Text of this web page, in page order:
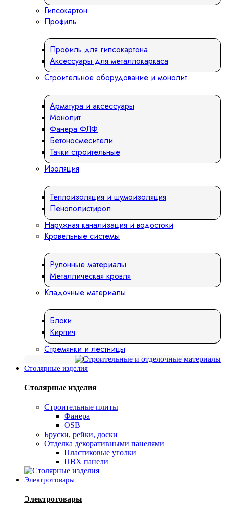
Гипсокартон
Профиль
Профиль для гипсокартона
Аксессуары для металлокаркаса
Строительное оборудование и монолит
Арматура и аксессуары
Монолит
Фанера ФЛФ
Бетоносмесители
Тачки строительные
Изоляция
Теплоизоляция и шумоизоляция
Пенополистирол
Наружная канализация и водостоки
Кровельные системы
Рулонные материалы
Металлическая кровля
Кладочные материалы
Блоки
Кирпич
Стремянки и лестницы
Столярные изделия
Столярные изделия
Строительные плиты
Фанера
OSB
Бруски, рейки, доски
Отделка декоративными панелями
Пластиковые уголки
ПВХ панели
Электротовары
Электротовары